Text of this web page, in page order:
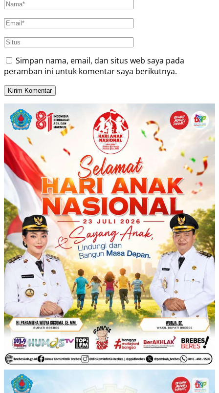
Simpan nama, email, dan situs web saya pada
peramban ini untuk komentar saya berikutnya.